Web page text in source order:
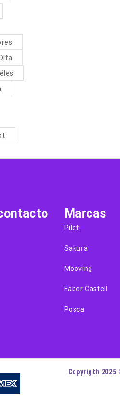
Marcas
Pilot
Sakura
Mooving
Faber Castell
Posca
Copyrigth 2025